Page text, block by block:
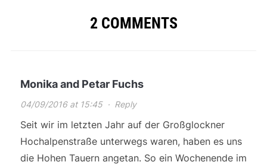
2 COMMENTS
Monika and Petar Fuchs
04/09/2016 at 15:45· Reply
Seit wir im letzten Jahr auf der Großglockner
Hochalpenstraße unterwegs waren, haben es uns
die Hohen Tauern angetan. So ein Wochenende im